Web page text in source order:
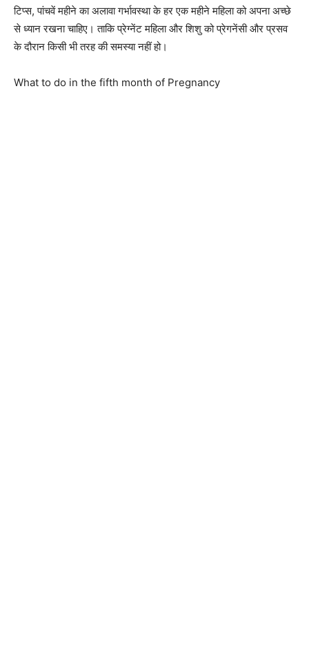
टिप्स, पांचवें महीने का अलावा गर्भावस्था के हर एक महीने महिला को अपना अच्छे
से ध्यान रखना चाहिए। ताकि प्रेग्नेंट महिला और शिशु को प्रेगनेंसी और प्रसव
के दौरान किसी भी तरह की समस्या नहीं हो।
What to do in the fifth month of Pregnancy